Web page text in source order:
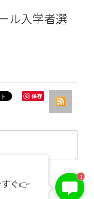
ル入学者選
保存
すぐ👉
1